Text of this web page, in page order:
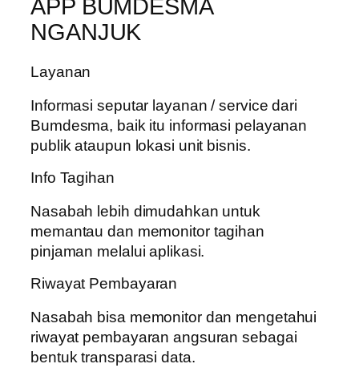
APP BUMDESMA
NGANJUK
Layanan
Informasi seputar layanan / service dari
Bumdesma, baik itu informasi pelayanan
publik ataupun lokasi unit bisnis.
Info Tagihan
Nasabah lebih dimudahkan untuk
memantau dan memonitor tagihan
pinjaman melalui aplikasi.
Riwayat Pembayaran
Nasabah bisa memonitor dan mengetahui
riwayat pembayaran angsuran sebagai
bentuk transparasi data.